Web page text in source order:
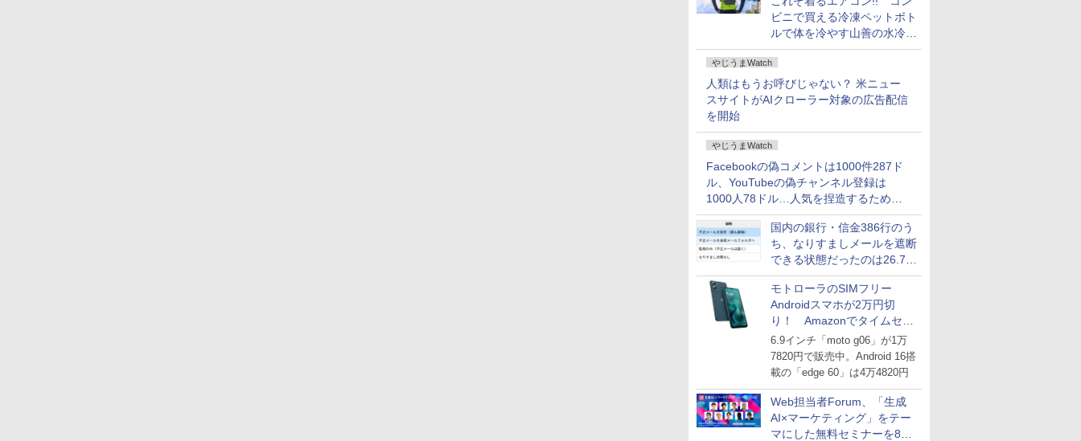
ビニで買える冷凍ペットボト
ルで体を冷やす山善の水冷ベ
ストがロードバイクにちょう
どいい【ぼっち・ざ・ろー
ど！その14】
やじうまWatch
人類はもうお呼びじゃない？ 米ニュー
スサイトがAIクローラー対象の広告配信
を開始
やじうまWatch
Facebookの偽コメントは1000件287ド
ル、YouTubeの偽チャンネル登録は
1000人78ドル…人気を捏造するための
価格リストが公開中
国内の銀行・信金386行のう
ち、なりすましメールを遮断
できる状態だったのは26.7％
にとどまる～GMOブランド
セキュリティ調査
モトローラのSIMフリー
Androidスマホが2万円切
り！ Amazonでタイムセー
ル
6.9インチ「moto g06」が1万
7820円で販売中。Android 16搭
載の「edge 60」は4万4820円
Web担当者Forum、「生成
AI×マーケティング」をテー
マにした無料セミナーを8月